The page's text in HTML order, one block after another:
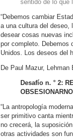
sentido de lo que
“Debemos cambiar
a una cultura del deseo,
desear cosas nuevas
por completo. Debemos
Unidos. Los deseos del
De Paul Mazur, Lehman
Desafío n. ° 2:
“La antropología
ser primitivo canta
no crecerá, la
otras actividades son